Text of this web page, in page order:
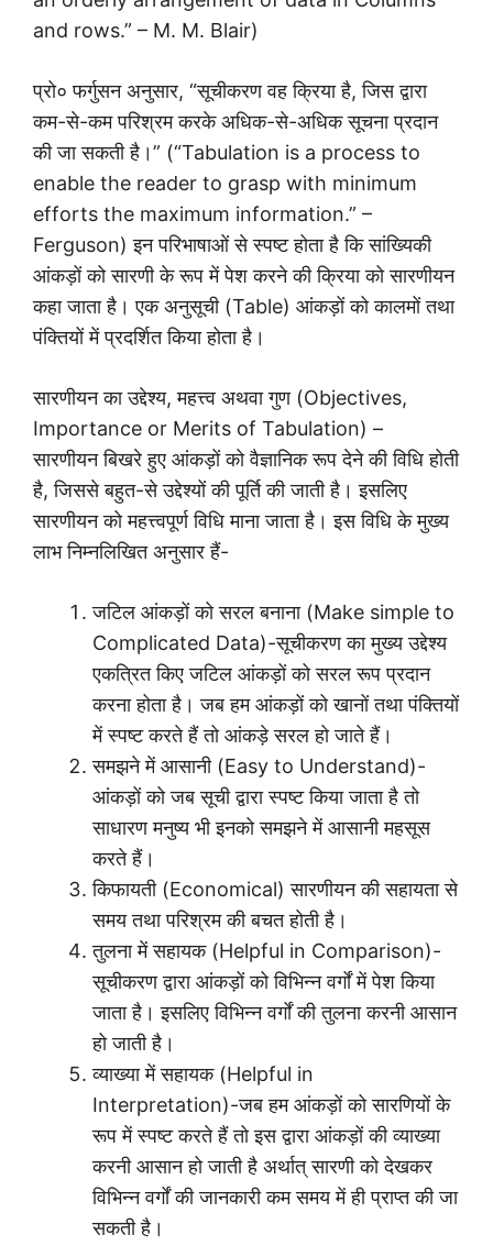
and rows.” – M. M. Blair)
प्रो० फर्गुसन अनुसार, “सूचीकरण वह क्रिया है, जिस द्वारा
कम-से-कम परिश्रम करके अधिक-से-अधिक सूचना प्रदान
की जा सकती है।” (“Tabulation is a process to
enable the reader to grasp with minimum
efforts the maximum information.” –
Ferguson) इन परिभाषाओं से स्पष्ट होता है कि सांख्यिकी
आंकड़ों को सारणी के रूप में पेश करने की क्रिया को सारणीयन
कहा जाता है। एक अनुसूची (Table) आंकड़ों को कालमों तथा
पंक्तियों में प्रदर्शित किया होता है।
सारणीयन का उद्देश्य, महत्त्व अथवा गुण (Objectives,
Importance or Merits of Tabulation) –
सारणीयन बिखरे हुए आंकड़ों को वैज्ञानिक रूप देने की विधि होती
है, जिससे बहुत-से उद्देश्यों की पूर्ति की जाती है। इसलिए
सारणीयन को महत्त्वपूर्ण विधि माना जाता है। इस विधि के मुख्य
लाभ निम्नलिखित अनुसार हैं-
जटिल आंकड़ों को सरल बनाना (Make simple to
Complicated Data)-सूचीकरण का मुख्य उद्देश्य
एकत्रित किए जटिल आंकड़ों को सरल रूप प्रदान
करना होता है। जब हम आंकड़ों को खानों तथा पंक्तियों
में स्पष्ट करते हैं तो आंकड़े सरल हो जाते हैं।
समझने में आसानी (Easy to Understand)-
आंकड़ों को जब सूची द्वारा स्पष्ट किया जाता है तो
साधारण मनुष्य भी इनको समझने में आसानी महसूस
करते हैं।
किफायती (Economical) सारणीयन की सहायता से
समय तथा परिश्रम की बचत होती है।
तुलना में सहायक (Helpful in Comparison)-
सूचीकरण द्वारा आंकड़ों को विभिन्न वर्गों में पेश किया
जाता है। इसलिए विभिन्न वर्गों की तुलना करनी आसान
हो जाती है।
व्याख्या में सहायक (Helpful in
Interpretation)-जब हम आंकड़ों को सारणियों के
रूप में स्पष्ट करते हैं तो इस द्वारा आंकड़ों की व्याख्या
करनी आसान हो जाती है अर्थात् सारणी को देखकर
विभिन्न वर्गों की जानकारी कम समय में ही प्राप्त की जा
सकती है।